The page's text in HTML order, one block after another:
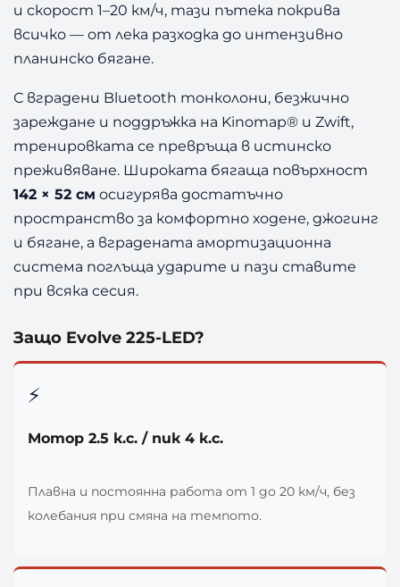
2
5
L
E
D
и скорост 1–20 км/ч, тази пътека покрива
всичко — от лека разходка до интензивно
планинско бягане.
С вградени Bluetooth тонколони, безжично
зареждане и поддръжка на Kinomap® и Zwift,
тренировката се превръща в истинско
преживяване. Широката бягаща повърхност
142 × 52 см осигурява достатъчно
пространство за комфортно ходене, джогинг
и бягане, а вградената амортизационна
система поглъща ударите и пази ставите
при всяка сесия.
Защо Evolve 225-LED?
⚡
Мотор 2.5 к.с. / пик 4 к.с.
Плавна и постоянна работа от 1 до 20 км/ч, без
колебания при смяна на темпото.